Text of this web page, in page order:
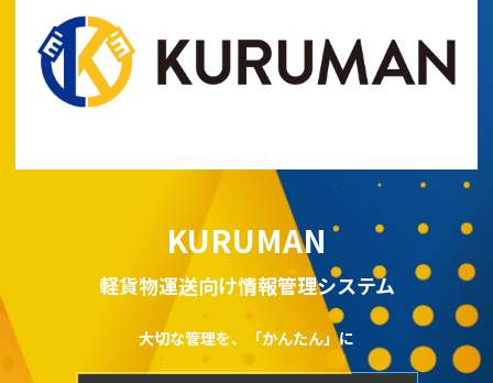
KURUMAN
軽貨物運送向け情報管理システム
大切な管理を、「かんたん」に